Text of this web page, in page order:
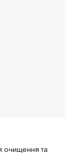
очищення та